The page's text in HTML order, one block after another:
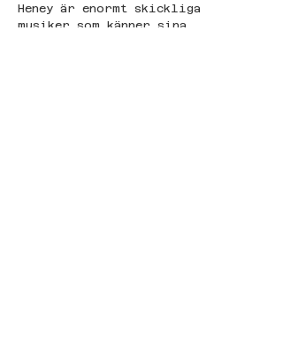
Heney är enormt skickliga
musiker som känner sina